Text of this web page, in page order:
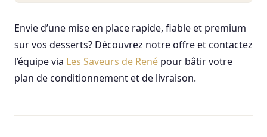
Envie d’une mise en place rapide, fiable et premium
sur vos desserts? Découvrez notre offre et contactez
l’équipe via Les Saveurs de René pour bâtir votre
plan de conditionnement et de livraison.